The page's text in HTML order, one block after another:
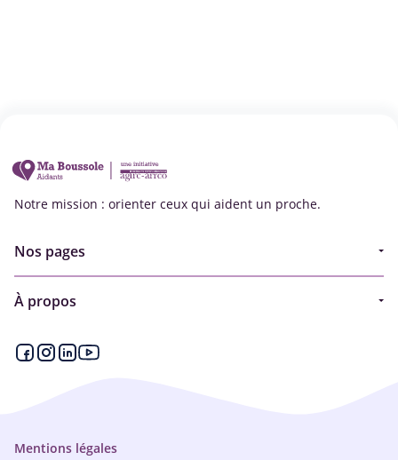
Notre mission : orienter ceux qui aident un proche.
Nos pages
Aides financières et congés
À propos
Qui sommes-nous ?
Mentions légales